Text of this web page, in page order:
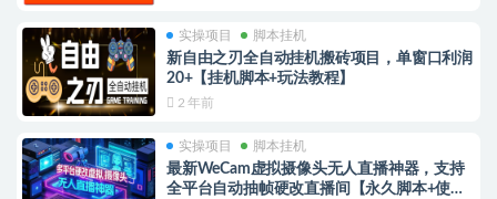
实操项目 脚本挂机
新自由之刃全自动挂机搬砖项目，单窗口利润
20+【挂机脚本+玩法教程】
2 年前
实操项目 脚本挂机
最新WeCam虚拟摄像头无人直播神器，支持
全平台自动抽帧硬改直播间【永久脚本+使用